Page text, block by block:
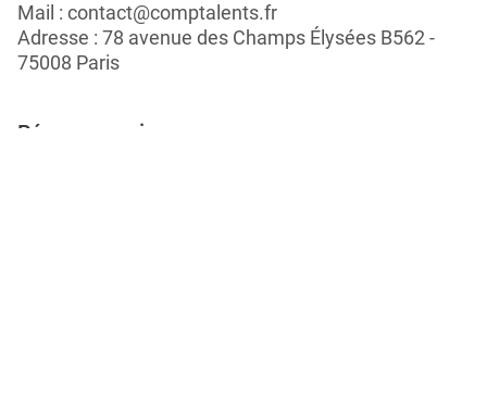
Mail : contact@comptalents.fr
Adresse : 78 avenue des Champs Élysées B562 -
75008 Paris
Réseaux sociaux